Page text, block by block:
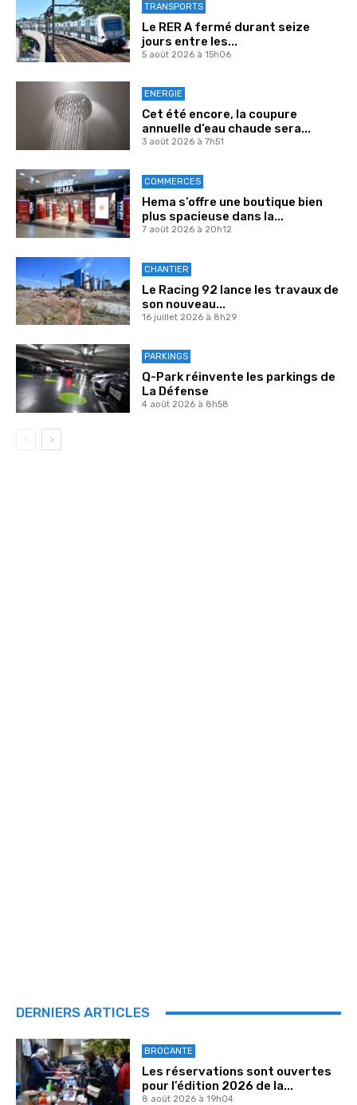
TRANSPORTS
Le RER A fermé durant seize
jours entre les...
5 août 2026 à 15h06
ENERGIE
Cet été encore, la coupure
annuelle d’eau chaude sera...
3 août 2026 à 7h51
COMMERCES
Hema s’offre une boutique bien
plus spacieuse dans la...
7 août 2026 à 20h12
CHANTIER
Le Racing 92 lance les travaux de
son nouveau...
16 juillet 2026 à 8h29
PARKINGS
Q-Park réinvente les parkings de
La Défense
4 août 2026 à 8h58
DERNIERS ARTICLES
BROCANTE
Les réservations sont ouvertes
pour l’édition 2026 de la...
8 août 2026 à 19h04